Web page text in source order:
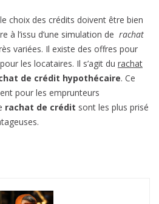
choix des crédits doivent être bien
à l’issu d’une simulation de rachat
variées. Il existe des offres pour
les locataires. Il s’agit du rachat
de crédit hypothécaire. Ce
pour les emprunteurs
rachat de crédit sont les plus prisé